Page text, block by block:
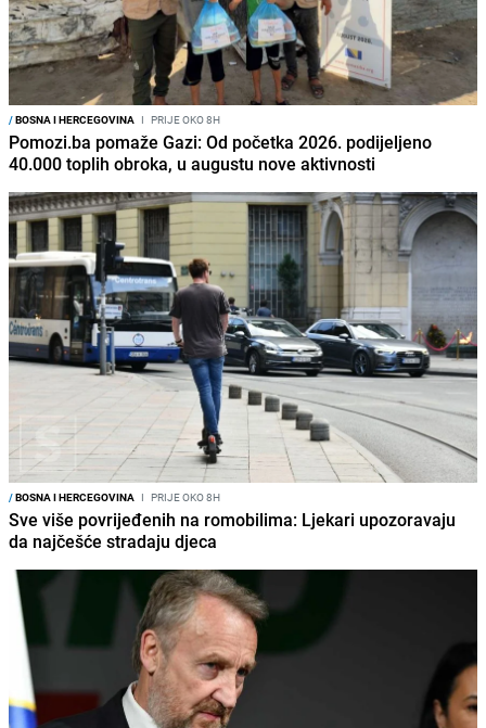
/BOSNA I HERCEGOVINA I PRIJE OKO 8H
Pomozi.ba pomaže Gazi: Od početka 2026. podijeljeno
40.000 toplih obroka, u augustu nove aktivnosti
/BOSNA I HERCEGOVINA I PRIJE OKO 8H
Sve više povrijeđenih na romobilima: Ljekari upozoravaju
da najčešće stradaju djeca